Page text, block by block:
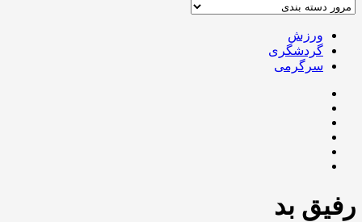
ورزش
گردشگری
سرگرمی
رفیق بد